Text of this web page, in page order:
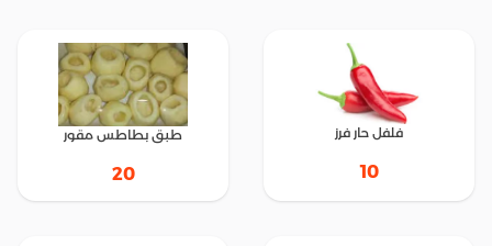
فلفل حار فرز
10
طبق بطاطس مقور
20